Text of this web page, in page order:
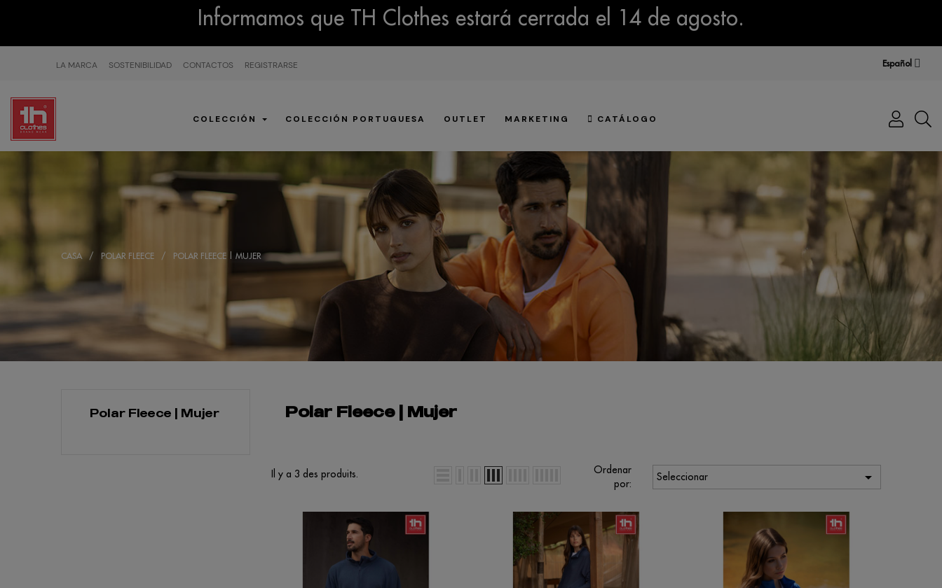
Informamos que TH Clothes estará cerrada el 14 de agosto.
LA MARCA SOSTENIBILIDAD CONTACTOS REGISTRARSE Español
COLECCIÓN COLECCIÓN PORTUGUESA OUTLET MARKETING CATÁLOGO
CASA POLAR FLEECE POLAR FLEECE | MUJER
Polar Fleece | Mujer Polar Fleece | Mujer
Il y a 3 des produits.
Ordenar
por:
Seleccionar 